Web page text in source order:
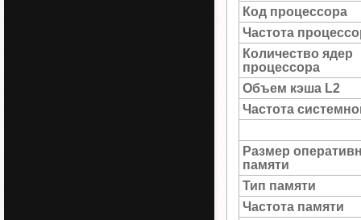
Код процессора
Частота
Количество ядер
процессора
Объем кэша L2
Частота
Размер
памяти
Тип памяти
Частота памяти